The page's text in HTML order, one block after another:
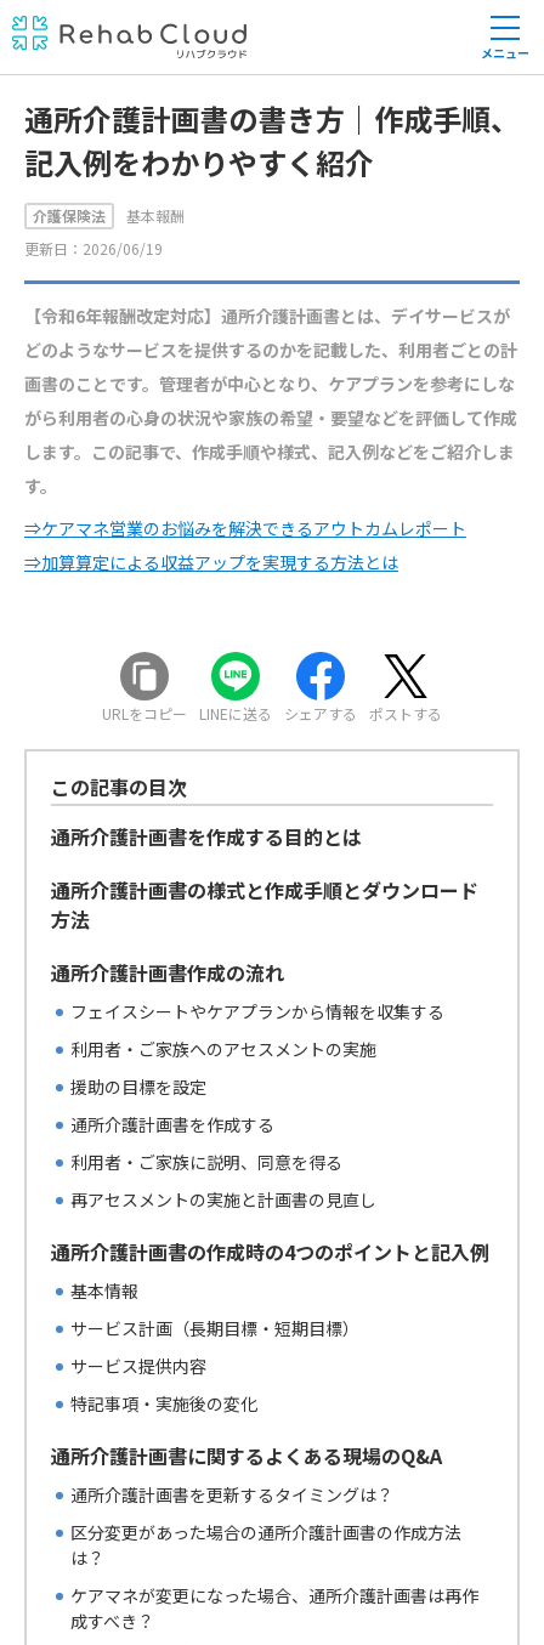
メニュー
通所介護計画書の書き方｜作成手順、
記入例をわかりやすく紹介
介護保険法
基本報酬
更新日：2026/06/19
【令和6年報酬改定対応】通所介護計画書とは、デイサービスが
どのようなサービスを提供するのかを記載した、利用者ごとの計
画書のことです。管理者が中心となり、ケアプランを参考にしな
がら利用者の心身の状況や家族の希望・要望などを評価して作成
します。この記事で、作成手順や様式、記入例などをご紹介しま
す。
⇒ケアマネ営業のお悩みを解決できるアウトカムレポート
⇒加算算定による収益アップを実現する方法とは
URLをコピー LINEに送る シェアする ポストする
この記事の目次
通所介護計画書を作成する目的とは
通所介護計画書の様式と作成手順とダウンロード
方法
通所介護計画書作成の流れ
フェイスシートやケアプランから情報を収集する
利用者・ご家族へのアセスメントの実施
援助の目標を設定
通所介護計画書を作成する
利用者・ご家族に説明、同意を得る
再アセスメントの実施と計画書の見直し
通所介護計画書の作成時の4つのポイントと記入例
基本情報
サービス計画（長期目標・短期目標）
サービス提供内容
特記事項・実施後の変化
通所介護計画書に関するよくある現場のQ&A
通所介護計画書を更新するタイミングは？
区分変更があった場合の通所介護計画書の作成方法
は？
ケアマネが変更になった場合、通所介護計画書は再作
成すべき？